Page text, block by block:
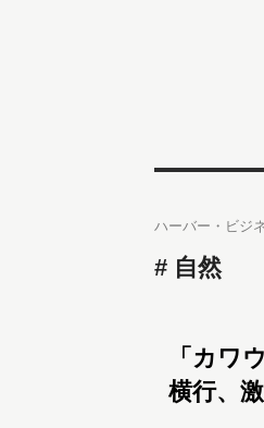
ハーバー・ビジ
自然
「カワ
横行、